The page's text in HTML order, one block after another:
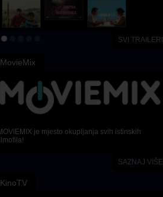
SVI TRAILERI
MovieMix
je mjesto okupljanja svih istinskih
SAZNAJ VIŠE
KinoTV